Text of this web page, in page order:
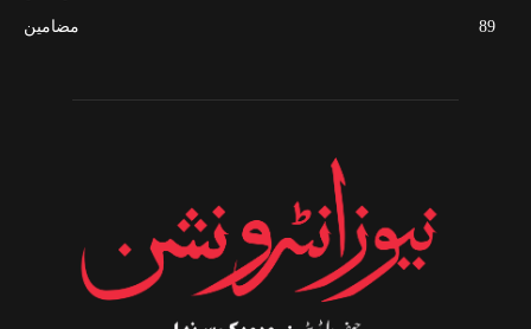
مضامین
89